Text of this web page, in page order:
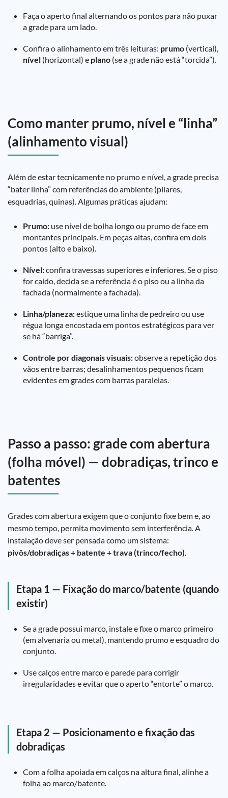
Faça o aperto final alternando os pontos para não puxar
a grade para um lado.
Confira o alinhamento em três leituras: prumo (vertical),
nível (horizontal) e plano (se a grade não está “torcida”).
Como manter prumo, nível e “linha”
(alinhamento visual)
Além de estar tecnicamente no prumo e nível, a grade precisa
“bater linha” com referências do ambiente (pilares,
esquadrias, quinas). Algumas práticas ajudam:
Prumo: use nível de bolha longo ou prumo de face em
montantes principais. Em peças altas, confira em dois
pontos (alto e baixo).
Nível:confira travessas superiores e inferiores. Se o piso
for caído, decida se a referência é o piso ou a linha da
fachada (normalmente a fachada).
Linha/planeza:estique uma linha de pedreiro ou use
régua longa encostada em pontos estratégicos para ver
se há “barriga”.
Controle por diagonais visuais:observe a repetição dos
vãos entre barras; desalinhamentos pequenos ficam
evidentes em grades com barras paralelas.
Passo a passo: grade com abertura
(folha móvel) — dobradiças, trinco e
batentes
Grades com abertura exigem que o conjunto fixe bem e, ao
mesmo tempo, permita movimento sem interferência. A
instalação deve ser pensada como um sistema:
pivôs/dobradiças + batente + trava (trinco/fecho).
Etapa 1 — Fixação do marco/batente (quando
existir)
Se a grade possui marco, instale e fixe o marco primeiro
(em alvenaria ou metal), mantendo prumo e esquadro do
conjunto.
Use calços entre marco e parede para corrigir
irregularidades e evitar que o aperto “entorte” o marco.
Etapa 2 — Posicionamento e fixação das
dobradiças
Com a folha apoiada em calços na altura final, alinhe a
folha ao marco/batente.